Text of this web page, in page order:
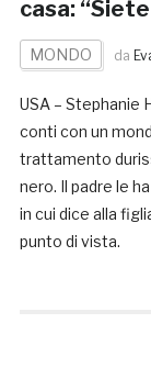
casa:
MONDO da
USA – Stephanie
conti con un
trattamento
nero. Il padre le
in cui dice alla
punto di vista.